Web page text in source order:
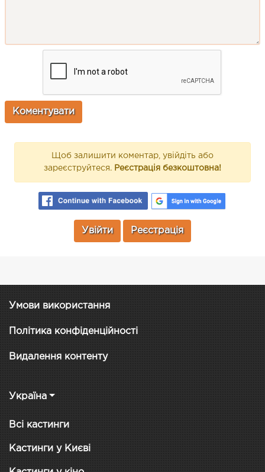
Щоб залишити коментар, увійдіть або
зареєструйтеся. Реєстрація безкоштовна!
Увійти Реєстрація
Умови використання
Політика конфіденційності
Видалення контенту
Україна
Всі кастинги
Кастинги у Києві